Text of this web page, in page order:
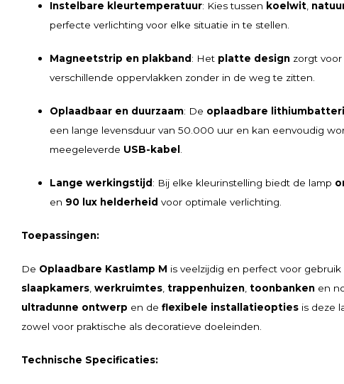
Instelbare kleurtemperatuur: Kies tussen koelwit
perfecte verlichting voor elke situatie in te stellen.
Magneetstrip en plakband : Het platte design zorgt
verschillende oppervlakken zonder in de weg te zitten.
Oplaadbaar en duurzaam: De oplaadbare
een lange levensduur van 50.000 uur en kan eenvoudig
meegeleverde USB-kabel
Lange werkingstijd : Bij elke kleurinstelling biedt de lamp
en 90 lux helderheid voor optimale verlichting.
Toepassingen:
De Oplaadbare Kastlamp M is veelzijdig en perfect voor gebruik
slaapkamers werkruimtes trappenhuizen toonbanken en
ultradunne ontwerp en de flexibele installatieopties is deze
zowel voor praktische als decoratieve doeleinden.
Technische Specificaties: